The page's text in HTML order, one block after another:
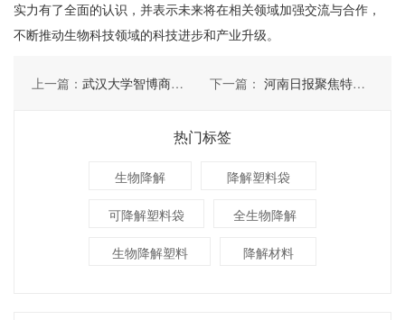
实力有了全面的认识，并表示未来将在相关领域加强交流与合作，
不断推动生物科技领域的科技进步和产业升级。
上一篇： 武汉大学智博商学院企业经营管理总裁研修班学员莅临河南特创考察 下一篇： 河南日报聚焦特创生物科技
热门标签
生物降解 降解塑料袋
可降解塑料袋 全生物降解
生物降解塑料 降解材料